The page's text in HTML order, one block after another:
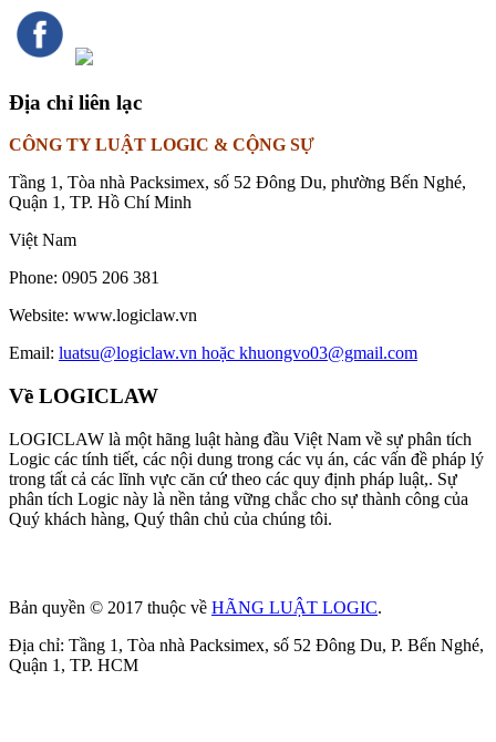
Địa chỉ liên lạc
CÔNG TY LUẬT LOGIC & CỘNG SỰ
Tầng 1, Tòa nhà Packsimex, số 52 Đông Du, phường Bến Nghé,
Quận 1, TP. Hồ Chí Minh
Việt Nam
Phone: 0905 206 381
Website: www.logiclaw.vn
Email: luatsu@logiclaw.vn hoặc khuongvo03@gmail.com
Về LOGICLAW
LOGICLAW là một hãng luật hàng đầu Việt Nam về sự phân tích
Logic các tính tiết, các nội dung trong các vụ án, các vấn đề pháp lý
trong tất cả các lĩnh vực căn cứ theo các quy định pháp luật,. Sự
phân tích Logic này là nền tảng vững chắc cho sự thành công của
Quý khách hàng, Quý thân chủ của chúng tôi.
Bản quyền © 2017 thuộc về HÃNG LUẬT LOGIC.
Địa chỉ: Tầng 1, Tòa nhà Packsimex, số 52 Đông Du, P. Bến Nghé,
Quận 1, TP. HCM